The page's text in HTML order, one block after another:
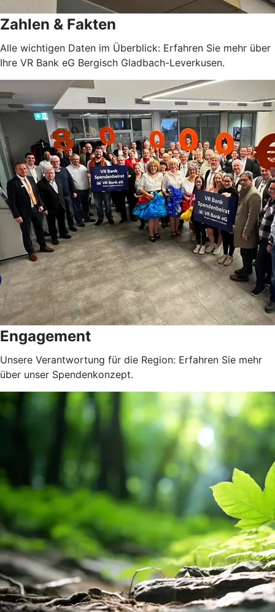
Zahlen & Fakten
Alle wichtigen Daten im Überblick: Erfahren Sie mehr über
Ihre VR Bank eG Bergisch Gladbach-Leverkusen.
Engagement
Unsere Verantwortung für die Region: Erfahren Sie mehr
über unser Spendenkonzept.